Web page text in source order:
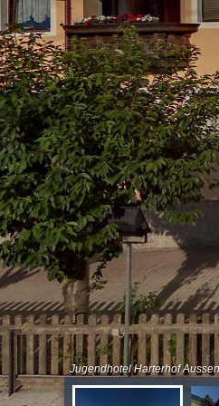
Jugendhotel Harterhof